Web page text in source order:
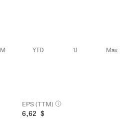
YTD 1J Max
EPS (TTM)
6,62 $